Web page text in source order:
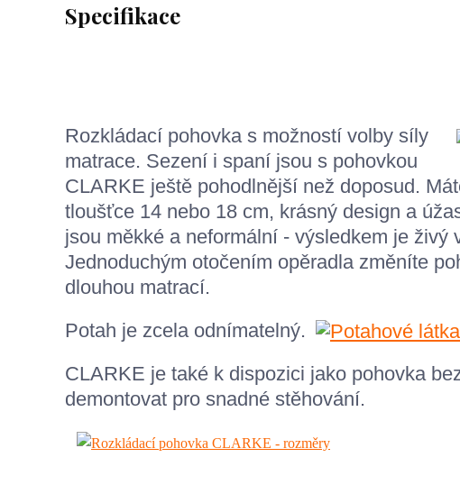
Specifikace
Rozkládací pohovka s možností volby síly
matrace. Sezení i spaní jsou s pohovkou
CLARKE ještě pohodlnější než doposud.
tloušťce 14 nebo 18 cm, krásný design a
jsou měkké a neformální - výsledkem je živý
Jednoduchým otočením opěradla změníte
dlouhou matrací.
Potah je zcela odnímatelný.
CLARKE je také k dispozici jako pohovka
demontovat pro snadné stěhování.